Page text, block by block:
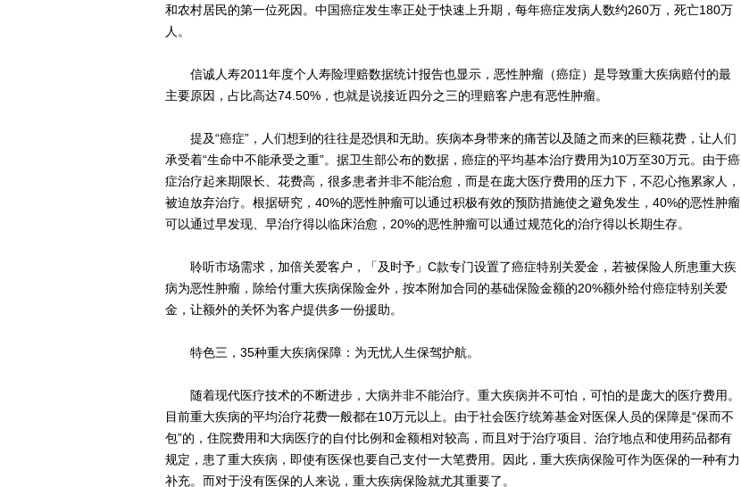
和农村居民的第一位死因。中国癌症发生率正处于快速上升期，每年癌症发病人数约260万，死亡180万
人。
信诚人寿2011年度个人寿险理赔数据统计报告也显示，恶性肿瘤（癌症）是导致重大疾病赔付的最
主要原因，占比高达74.50%，也就是说接近四分之三的理赔客户患有恶性肿瘤。
提及“癌症”，人们想到的往往是恐惧和无助。疾病本身带来的痛苦以及随之而来的巨额花费，让人们
承受着“生命中不能承受之重”。据卫生部公布的数据，癌症的平均基本治疗费用为10万至30万元。由于癌
症治疗起来期限长、花费高，很多患者并非不能治愈，而是在庞大医疗费用的压力下，不忍心拖累家人，
被迫放弃治疗。根据研究，40%的恶性肿瘤可以通过积极有效的预防措施使之避免发生，40%的恶性肿瘤
可以通过早发现、早治疗得以临床治愈，20%的恶性肿瘤可以通过规范化的治疗得以长期生存。
聆听市场需求，加倍关爱客户，「及时予」C款专门设置了癌症特别关爱金，若被保险人所患重大疾
病为恶性肿瘤，除给付重大疾病保险金外，按本附加合同的基础保险金额的20%额外给付癌症特别关爱
金，让额外的关怀为客户提供多一份援助。
特色三，35种重大疾病保障：为无忧人生保驾护航。
随着现代医疗技术的不断进步，大病并非不能治疗。重大疾病并不可怕，可怕的是庞大的医疗费用。
目前重大疾病的平均治疗花费一般都在10万元以上。由于社会医疗统筹基金对医保人员的保障是“保而不
包”的，住院费用和大病医疗的自付比例和金额相对较高，而且对于治疗项目、治疗地点和使用药品都有
规定，患了重大疾病，即使有医保也要自己支付一大笔费用。因此，重大疾病保险可作为医保的一种有力
补充。而对于没有医保的人来说，重大疾病保险就尤其重要了。